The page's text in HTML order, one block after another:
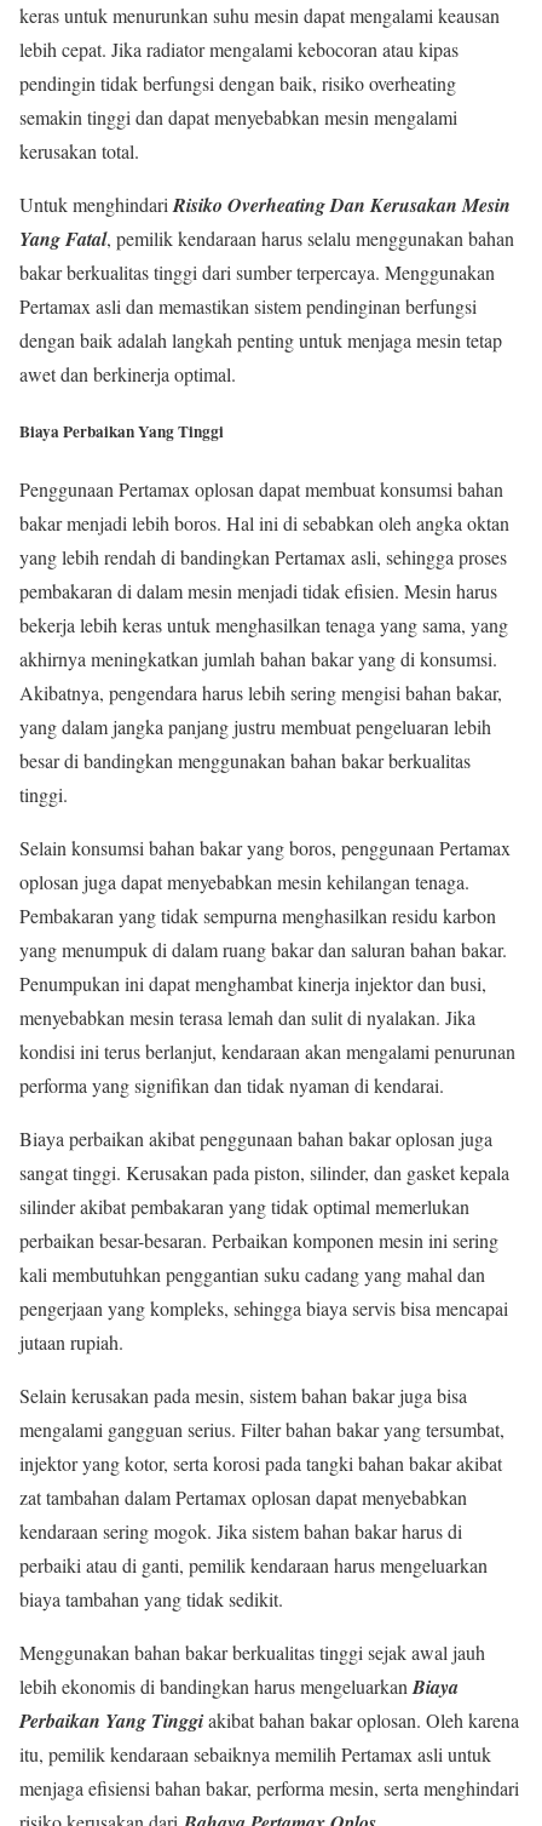
keras untuk menurunkan suhu mesin dapat mengalami keausan
lebih cepat. Jika radiator mengalami kebocoran atau kipas
pendingin tidak berfungsi dengan baik, risiko overheating
semakin tinggi dan dapat menyebabkan mesin mengalami
kerusakan total.
Untuk menghindari Risiko Overheating Dan Kerusakan Mesin
Yang Fatal, pemilik kendaraan harus selalu menggunakan bahan
bakar berkualitas tinggi dari sumber terpercaya. Menggunakan
Pertamax asli dan memastikan sistem pendinginan berfungsi
dengan baik adalah langkah penting untuk menjaga mesin tetap
awet dan berkinerja optimal.
Biaya Perbaikan Yang Tinggi
Penggunaan Pertamax oplosan dapat membuat konsumsi bahan
bakar menjadi lebih boros. Hal ini di sebabkan oleh angka oktan
yang lebih rendah di bandingkan Pertamax asli, sehingga proses
pembakaran di dalam mesin menjadi tidak efisien. Mesin harus
bekerja lebih keras untuk menghasilkan tenaga yang sama, yang
akhirnya meningkatkan jumlah bahan bakar yang di konsumsi.
Akibatnya, pengendara harus lebih sering mengisi bahan bakar,
yang dalam jangka panjang justru membuat pengeluaran lebih
besar di bandingkan menggunakan bahan bakar berkualitas
tinggi.
Selain konsumsi bahan bakar yang boros, penggunaan Pertamax
oplosan juga dapat menyebabkan mesin kehilangan tenaga.
Pembakaran yang tidak sempurna menghasilkan residu karbon
yang menumpuk di dalam ruang bakar dan saluran bahan bakar.
Penumpukan ini dapat menghambat kinerja injektor dan busi,
menyebabkan mesin terasa lemah dan sulit di nyalakan. Jika
kondisi ini terus berlanjut, kendaraan akan mengalami penurunan
performa yang signifikan dan tidak nyaman di kendarai.
Biaya perbaikan akibat penggunaan bahan bakar oplosan juga
sangat tinggi. Kerusakan pada piston, silinder, dan gasket kepala
silinder akibat pembakaran yang tidak optimal memerlukan
perbaikan besar-besaran. Perbaikan komponen mesin ini sering
kali membutuhkan penggantian suku cadang yang mahal dan
pengerjaan yang kompleks, sehingga biaya servis bisa mencapai
jutaan rupiah.
Selain kerusakan pada mesin, sistem bahan bakar juga bisa
mengalami gangguan serius. Filter bahan bakar yang tersumbat,
injektor yang kotor, serta korosi pada tangki bahan bakar akibat
zat tambahan dalam Pertamax oplosan dapat menyebabkan
kendaraan sering mogok. Jika sistem bahan bakar harus di
perbaiki atau di ganti, pemilik kendaraan harus mengeluarkan
biaya tambahan yang tidak sedikit.
Menggunakan bahan bakar berkualitas tinggi sejak awal jauh
lebih ekonomis di bandingkan harus mengeluarkan Biaya
Perbaikan Yang Tinggiakibat bahan bakar oplosan. Oleh karena
itu, pemilik kendaraan sebaiknya memilih Pertamax asli untuk
menjaga efisiensi bahan bakar, performa mesin, serta menghindari